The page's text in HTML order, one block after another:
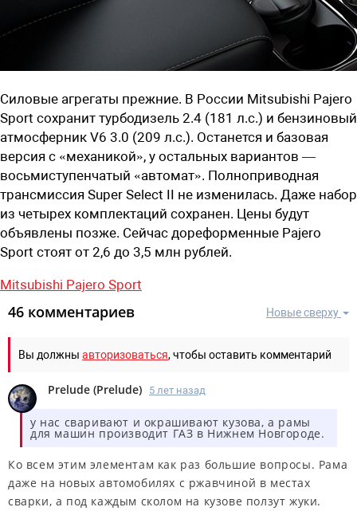
Силовые агрегаты прежние. В России Mitsubishi Pajero
Sport сохранит турбодизель 2.4 (181 л.с.) и бензиновый
атмосферник V6 3.0 (209 л.с.). Останется и базовая
версия с «механикой», у остальных вариантов —
восьмиступенчатый «автомат». Полноприводная
трансмиссия Super Select II не изменилась. Даже набор
из четырех комплектаций сохранен. Цены будут
объявлены позже. Сейчас дореформенные Pajero
Sport стоят от 2,6 до 3,5 млн рублей.
Mitsubishi Pajero Sport
Новые сверху
46 комментариев
Вы должны авторизоваться, чтобы оставить комментарий
Prelude (Prelude) 5 лет назад
у нас сваривают и окрашивают кузова, а рамы
для машин производит ГАЗ в Нижнем Новгороде.
Ко всем этим элементам как раз большие вопросы. Рама
даже на новых автомобилях с ржавчиной в местах
сварки, а под каждым сколом на кузове ползут жуки.